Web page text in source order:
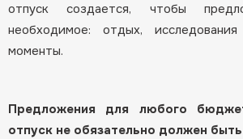
отпуск создается, чтобы
необходимое: отдых,
моменты.
Предложения для любого
отпуск не обязательно должен